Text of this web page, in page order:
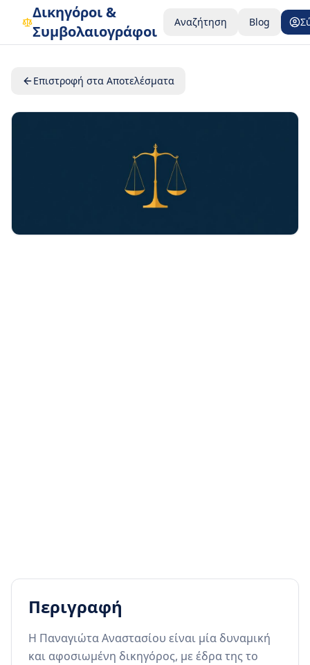
Δικηγόροι &
Συμβολαιογράφοι
Αναζήτηση Blog
Επιστροφή στα Αποτελέσματα
Περιγραφή
Η Παναγιώτα Αναστασίου είναι μία δυναμική
και αφοσιωμένη δικηγόρος, με έδρα της το